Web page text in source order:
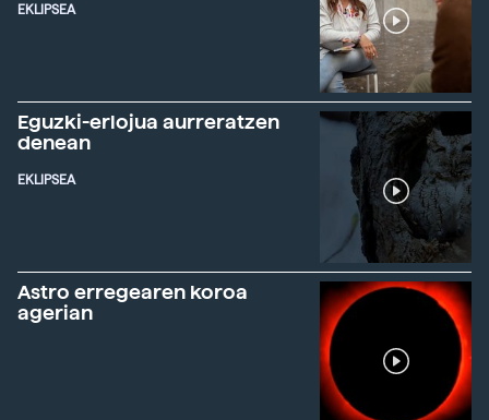
EKLIPSEA
Eguzki-erlojua aurreratzen
denean
EKLIPSEA
Astro erregearen koroa
agerian